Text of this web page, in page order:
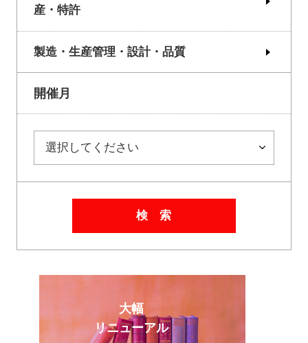
産・特許
製造・生産管理・設計・品質
開催月
検 索
大幅
リニューアル